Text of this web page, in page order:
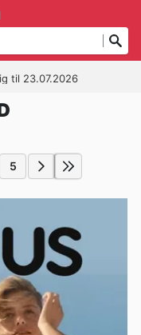
til 23.07.2026
5